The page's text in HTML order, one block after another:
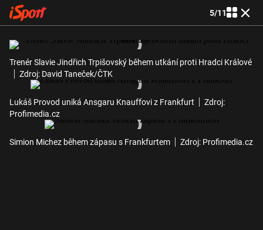
5/11
Trenér Slavie Jindřich Trpišovský během utkání proti Hradci Králové
Zdroj: David Taneček/ČTK
Lukáš Provod uniká Ansgaru Knauffovi z Frankfurt
Zdroj:
Profimedia.cz
Simion Michez během zápasu s Frankfurtem Zdroj: Profimedia.cz